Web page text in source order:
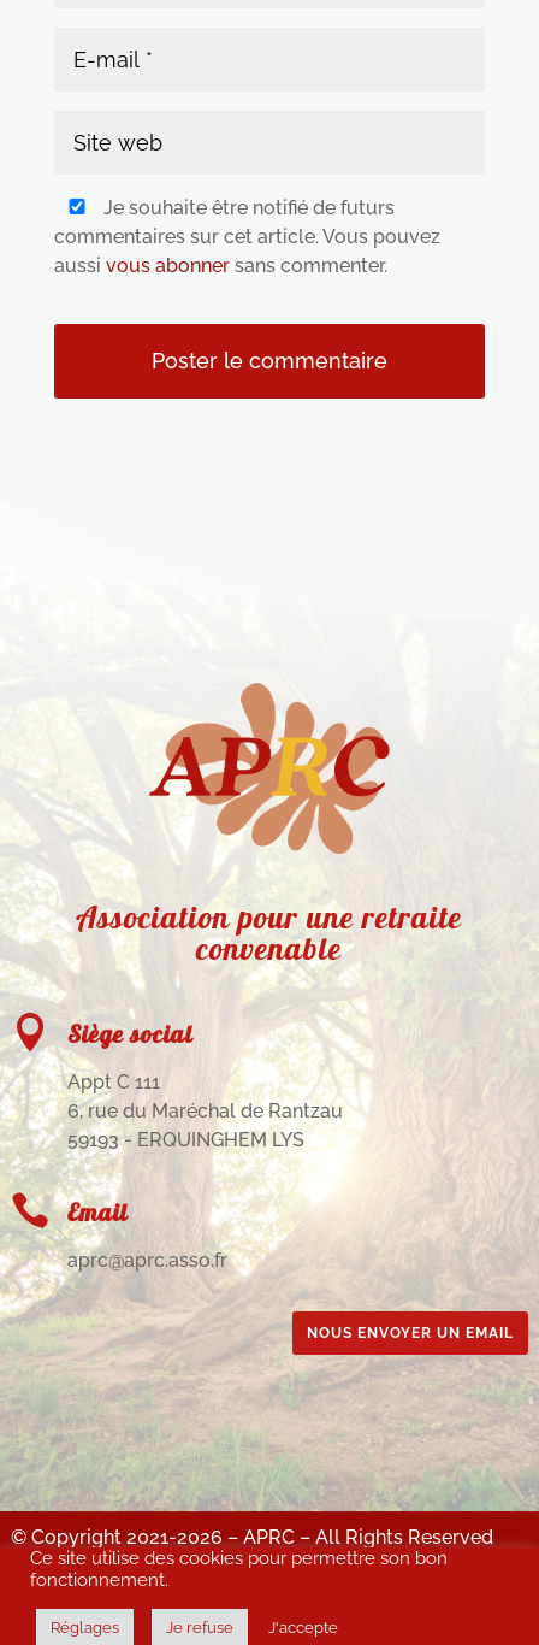
Je souhaite être notifié de futurs
commentaires sur cet article. Vous pouvez
aussi vous abonnersans commenter.
Association pour une retraite
convenable
 Siège social
Appt C 111
6, rue du Maréchal de Rantzau
59193 - ERQUINGHEM LYS
 Email
aprc@aprc.asso.fr
NOUS ENVOYER UN EMAIL
© Copyright 2021-2026 – APRC – All Rights Reserved
MENTIONS LÉGALES : Site & contenus : propriété de l'APRC – Directrice de
Hébergeur : OVH
Ce site utilise des cookies pour permettre son bon
fonctionnement.
Réglages Je refuse J'accepte